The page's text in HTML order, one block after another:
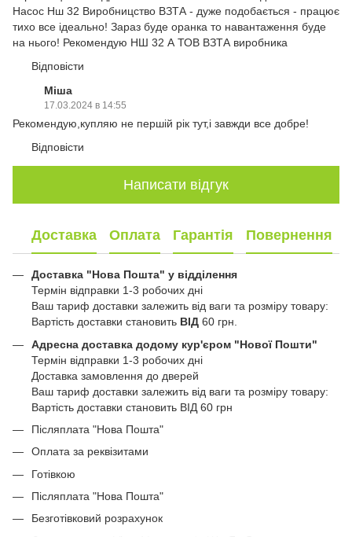
Насос Нш 32 Виробницство ВЗТА - дуже подобається - працює
тихо все ідеально! Зараз буде оранка то навантаження буде
на нього! Рекомендую НШ 32 А ТОВ ВЗТА виробника
Відповісти
Міша
17.03.2024 в 14:55
Рекомендую,купляю не першій рік тут,і завжди все добре!
Відповісти
Написати відгук
Доставка Оплата Гарантія Повернення
Доставка "Нова Пошта" у відділення
Термін відправки 1-3 робочих дні
Ваш тариф доставки залежить від ваги та розміру товару:
Вартість доставки становить ВІД 60 грн.
Адресна доставка додому кур'єром "Нової Пошти"
Термін відправки 1-3 робочих дні
Доставка замовлення до дверей
Ваш тариф доставки залежить від ваги та розміру товару:
Вартість доставки становить ВІД 60 грн
Післяплата "Нова Пошта"
Оплата за реквізитами
Готівкою
Післяплата "Нова Пошта"
Безготівковий розрахунок